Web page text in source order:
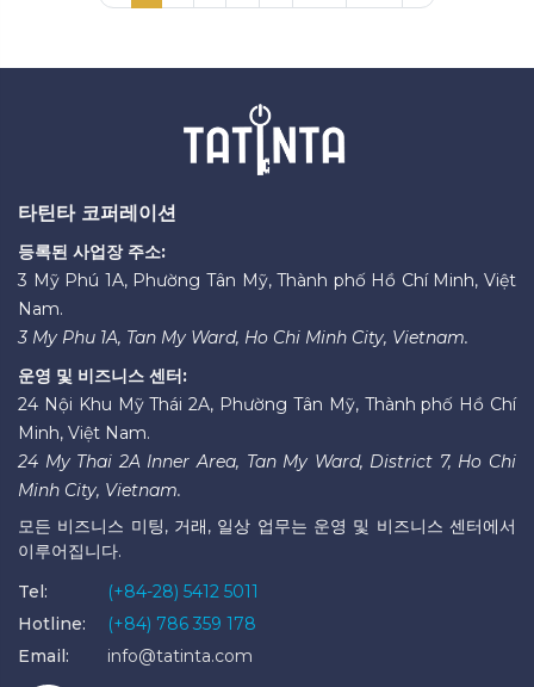
타틴타 코퍼레이션
등록된 사업장 주소:
3 Mỹ Phú 1A, Phường Tân Mỹ, Thành phố Hồ Chí Minh, Việt
Nam.
3 My Phu 1A, Tan My Ward, Ho Chi Minh City, Vietnam.
운영 및 비즈니스 센터:
24 Nội Khu Mỹ Thái 2A, Phường Tân Mỹ, Thành phố Hồ Chí
Minh, Việt Nam.
24 My Thai 2A Inner Area, Tan My Ward, District 7, Ho Chi
Minh City, Vietnam.
모든 비즈니스 미팅, 거래, 일상 업무는 운영 및 비즈니스 센터에서
이루어집니다.
Tel:
(+84-28) 5412 5011
Hotline:
(+84) 786 359 178
Email:
info@tatinta.com